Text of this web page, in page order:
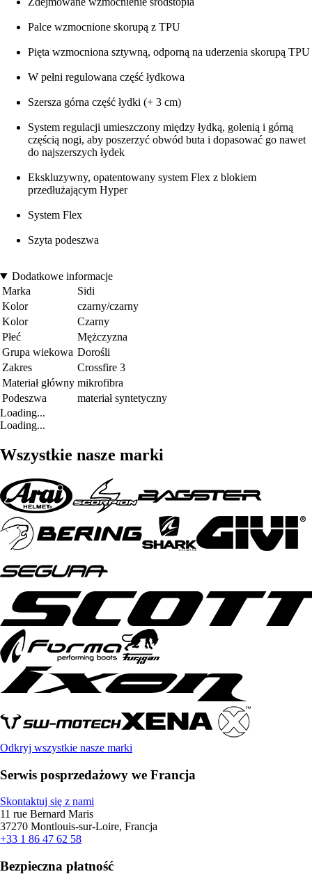
Palce wzmocnione skorupą z TPU
Pięta wzmocniona sztywną, odporną na uderzenia skorupą TPU
W pełni regulowana część łydkowa
Szersza górna część łydki (+ 3 cm)
System regulacji umieszczony między łydką, golenią i górną
częścią nogi, aby poszerzyć obwód buta i dopasować go nawet
do najszerszych łydek
Ekskluzywny, opatentowany system Flex z blokiem
przedłużającym Hyper
System Flex
Szyta podeszwa
Dodatkowe informacje
Marka
Sidi
Kolor
czarny/czarny
Kolor
Czarny
Płeć
Mężczyzna
Grupa wiekowa Dorośli
Zakres
Crossfire 3
Materiał główny mikrofibra
Podeszwa
materiał syntetyczny
Loading...
Loading...
Wszystkie nasze marki
Odkryj wszystkie nasze marki
Serwis posprzedażowy we Francja
Skontaktuj się z nami
11 rue Bernard Maris
37270 Montlouis-sur-Loire, Francja
+33 1 86 47 62 58
Bezpieczna płatność